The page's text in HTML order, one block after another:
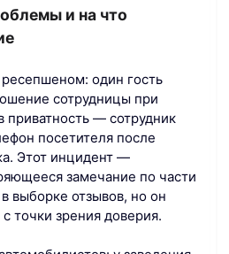
и на что
один гость
сотрудницы при
приватность — сотрудник
посетителя после
Этот инцидент —
замечание по части
выборке отзывов, но он
точки зрения доверия.